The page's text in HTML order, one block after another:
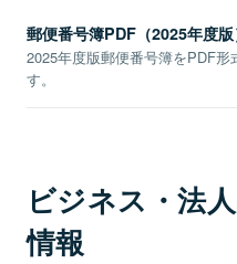
郵便番号簿PDF（2025年度版
2025年度版郵便番号簿をPDF形
す。
ビジネス・法
情報